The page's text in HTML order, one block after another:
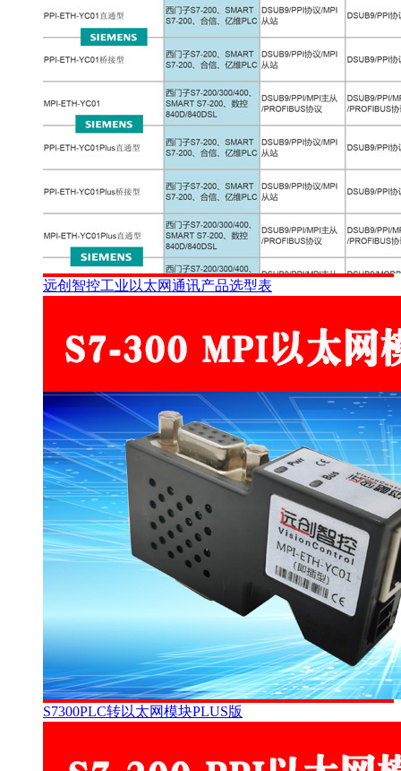
远创智控工业以太网通讯产品选型表
S7300PLC转以太网模块PLUS版